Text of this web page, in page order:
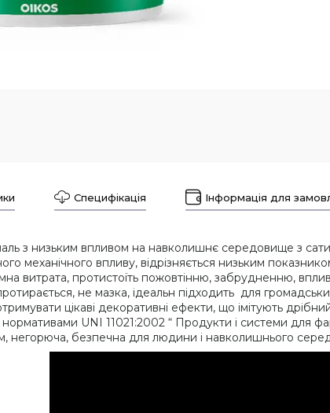
Специфікація Інформація для
з низьким впливом на навколишнє середовище з
механічного впливу, відрізняється низьким
витрата, протистоїть пожовтінню, забрудненню, впливу
протирається, не мазка, ідеальн підходить для
цікаві декоративні ефекти, що імітують
UNI 11021:2002 “ Продукти і системи для
негорюча, безпечна для людини і навколишнього